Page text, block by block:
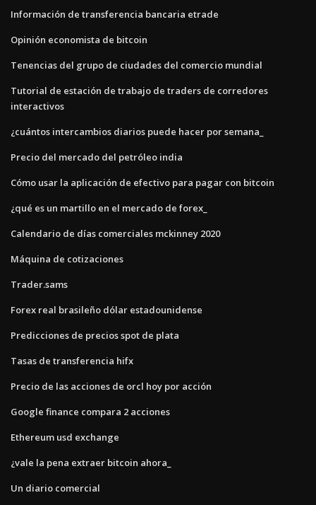
Información de transferencia bancaria etrade
Opinión economista de bitcoin
Tenencias del grupo de ciudades del comercio mundial
Tutorial de estación de trabajo de traders de corredores
interactivos
¿cuántos intercambios diarios puede hacer por semana_
Precio del mercado del petróleo india
Cómo usar la aplicación de efectivo para pagar con bitcoin
¿qué es un martillo en el mercado de forex_
Calendario de días comerciales mckinney 2020
Máquina de cotizaciones
Trader.sams
Forex real brasileño dólar estadounidense
Predicciones de precios spot de plata
Tasas de transferencia hifx
Precio de las acciones de orcl hoy por acción
Google finance compara 2 acciones
Ethereum usd exchange
¿vale la pena extraer bitcoin ahora_
Un diario comercial